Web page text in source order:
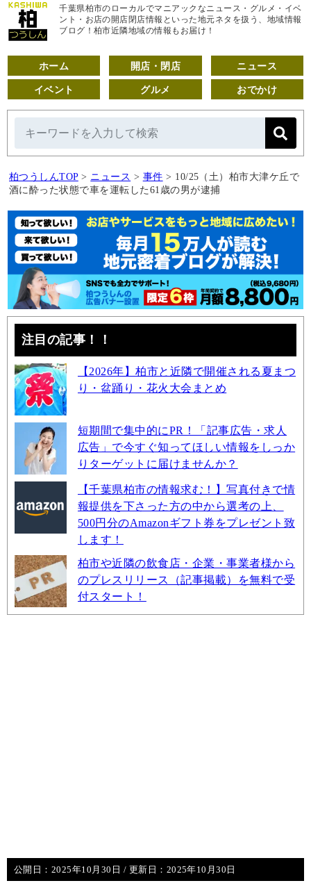
千葉県柏市のローカルでマニアックなニュース・グルメ・イベ
ント・お店の開店閉店情報といった地元ネタを扱う、地域情報
ブログ！柏市近隣地域の情報もお届け！
ホーム 開店・閉店 ニュース
イベント グルメ おでかけ
柏つうしんTOP > ニュース > 事件 > 10/25（土）柏市大津ケ丘で
酒に酔った状態で車を運転した61歳の男が逮捕
注目の記事！！
【2026年】柏市と近隣で開催される夏まつ
り・盆踊り・花火大会まとめ
短期間で集中的にPR！「記事広告・求人
広告」で今すぐ知ってほしい情報をしっか
りターゲットに届けませんか？
【千葉県柏市の情報求む！】写真付きで情
報提供を下さった方の中から選考の上、
500円分のAmazonギフト券をプレゼント致
します！
柏市や近隣の飲食店・企業・事業者様から
のプレスリリース（記事掲載）を無料で受
付スタート！
公開日： 2025年10月30日 / 更新日： 2025年10月30日